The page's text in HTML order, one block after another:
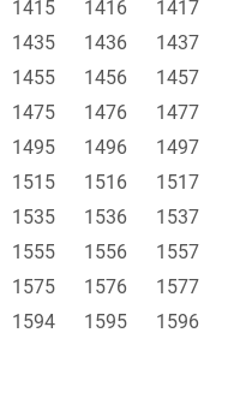
1415 1416 1417
1435 1436 1437
1455 1456 1457
1475 1476 1477
1495 1496 1497
1515 1516 1517
1535 1536 1537
1555 1556 1557
1575 1576 1577
1594 1595 1596